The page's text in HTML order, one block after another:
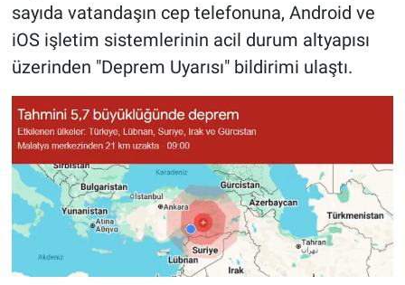
sayıda vatandaşın cep telefonuna, Android ve
iOS işletim sistemlerinin acil durum altyapısı
üzerinden "Deprem Uyarısı" bildirimi ulaştı.